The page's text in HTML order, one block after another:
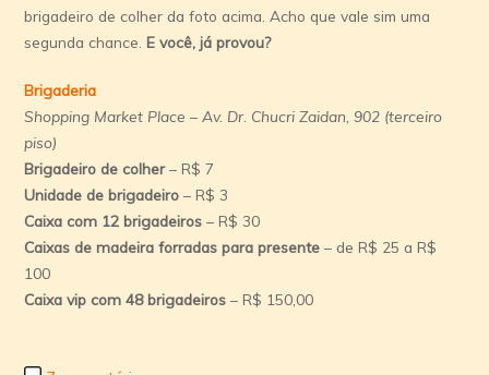
brigadeiro de colher da foto acima. Acho que vale sim uma
segunda chance.E você, já provou?
Brigaderia
Shopping Market Place –Av. Dr. Chucri Zaidan, 902 (terceiro
piso)
Brigadeiro de colher– R$ 7
Unidade de brigadeiro – R$ 3
Caixa com 12 brigadeiros– R$ 30
Caixas de madeira forradas para presente– de R$ 25 a R$
100
Caixa vip com 48 brigadeiros – R$ 150,00